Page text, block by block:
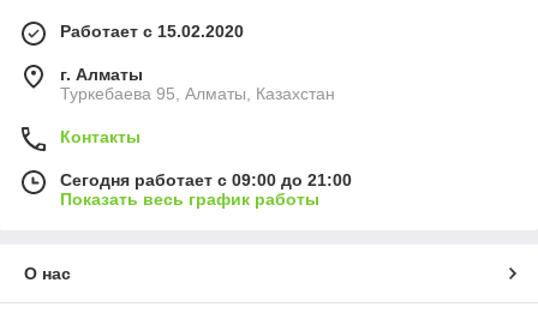
Работает с 15.02.2020
г. Алматы
Туркебаева 95, Алматы, Казахстан
Контакты
Сегодня работает с 09:00 до 21:00
Показать весь график работы
О нас